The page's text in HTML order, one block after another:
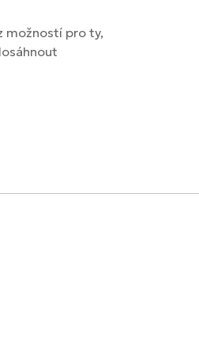
možností pro ty,